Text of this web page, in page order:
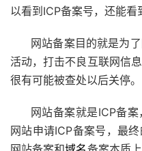
以看到ICP备案号，还能看
网站备案目的就是为
活动，打击不良互联网信
很有可能被查处以后关停。
网站备案就是ICP备
网站申请ICP备案号，最